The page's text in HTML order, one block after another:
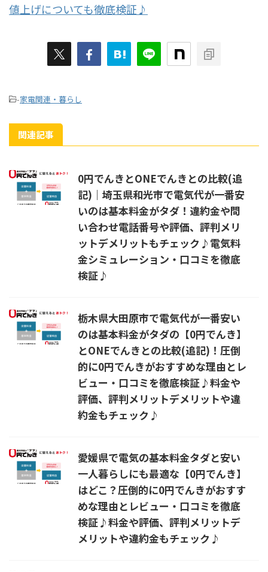
値上げについても徹底検証♪
-家電関連・暮らし
関連記事
0円でんきとONEでんきとの比較(追
記)｜埼玉県和光市で電気代が一番安
いのは基本料金がタダ！違約金や問
い合わせ電話番号や評価、評判メリ
ットデメリットもチェック♪電気料
金シミュレーション・口コミを徹底
検証♪
栃木県大田原市で電気代が一番安い
のは基本料金がタダの【0円でんき】
とONEでんきとの比較(追記)！圧倒
的に0円でんきがおすすめな理由とレ
ビュー・口コミを徹底検証♪料金や
評価、評判メリットデメリットや違
約金もチェック♪
愛媛県で電気の基本料金タダと安い
一人暮らしにも最適な【0円でんき】
はどこ？圧倒的に0円でんきがおすす
めな理由とレビュー・口コミを徹底
検証♪料金や評価、評判メリットデ
メリットや違約金もチェック♪